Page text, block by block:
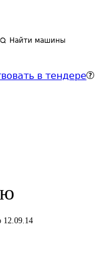
Найти машины
в тендере
12.09.14